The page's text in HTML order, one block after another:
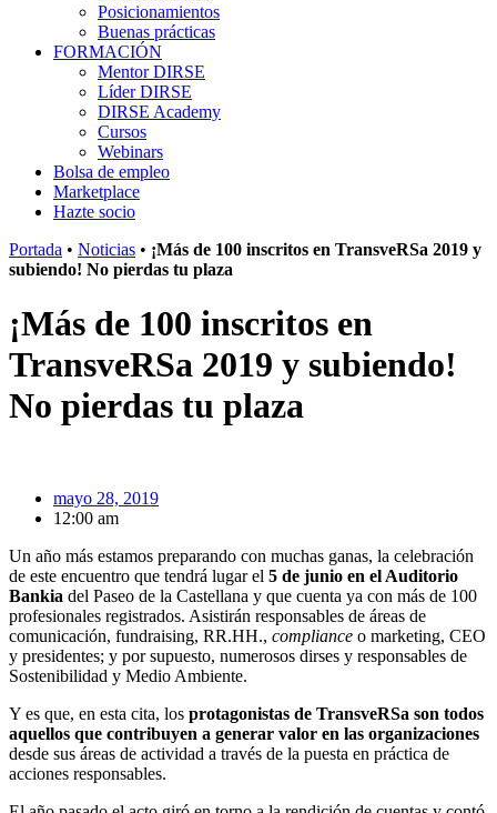
Posicionamientos
Buenas prácticas
FORMACIÓN
Mentor DIRSE
Líder DIRSE
DIRSE Academy
Cursos
Webinars
Bolsa de empleo
Marketplace
Hazte socio
Portada • Noticias • ¡Más de 100 inscritos en TransveRSa 2019 y
subiendo! No pierdas tu plaza
¡Más de 100 inscritos en
TransveRSa 2019 y subiendo!
No pierdas tu plaza
mayo 28, 2019
12:00 am
Un año más estamos preparando con muchas ganas, la celebración
de este encuentro que tendrá lugar el 5 de junio en el Auditorio
Bankia del Paseo de la Castellana y que cuenta ya con más de 100
profesionales registrados. Asistirán responsables de áreas de
comunicación, fundraising, RR.HH., compliance o marketing, CEO
y presidentes; y por supuesto, numerosos dirses y responsables de
Sostenibilidad y Medio Ambiente.
Y es que, en esta cita, los protagonistas de TransveRSa son todos
aquellos que contribuyen a generar valor en las organizaciones
desde sus áreas de actividad a través de la puesta en práctica de
acciones responsables.